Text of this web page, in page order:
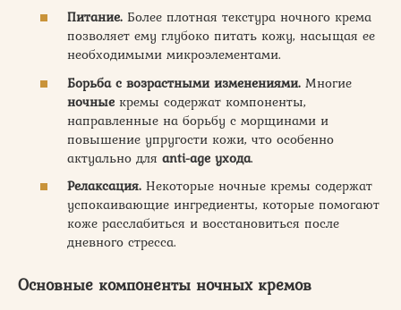
Питание. Более плотная текстура ночного крема
позволяет ему глубоко питать кожу, насыщая ее
необходимыми микроэлементами.
Борьба с возрастными изменениями. Многие
ночные кремы содержат компоненты,
направленные на борьбу с морщинами и
повышение упругости кожи, что особенно
актуально для anti-age ухода.
Релаксация. Некоторые ночные кремы содержат
успокаивающие ингредиенты, которые помогают
коже расслабиться и восстановиться после
дневного стресса.
Основные компоненты ночных кремов